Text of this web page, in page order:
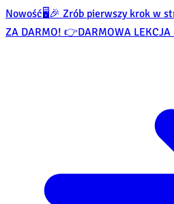
Nowość🖥️🎉 Zrób pierwszy krok w
ZA DARMO! 👉DARMOWA LEKCJA